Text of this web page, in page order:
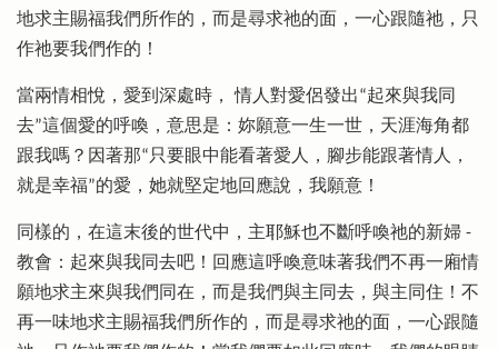
地求主賜福我們所作的，而是尋求祂的面，一心跟隨祂，只
作祂要我們作的！
當兩情相悅，愛到深處時， 情人對愛侶發出“起來與我同
去”這個愛的呼喚，意思是：妳願意一生一世，天涯海角都
跟我嗎？因著那“只要眼中能看著愛人，腳步能跟著情人，
就是幸福”的愛，她就堅定地回應說，我願意！
同樣的，在這末後的世代中，主耶穌也不斷呼喚祂的新婦 -
教會：起來與我同去吧！回應這呼喚意味著我們不再一廂情
願地求主來與我們同在，而是我們與主同去，與主同住！不
再一味地求主賜福我們所作的，而是尋求祂的面，一心跟隨